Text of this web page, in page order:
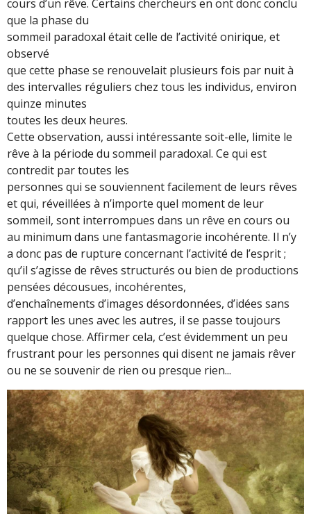
cours d’un rêve. Certains chercheurs en ont donc conclu
que la phase du
sommeil paradoxal était celle de l’activité onirique, et
observé
que cette phase se renouvelait plusieurs fois par nuit à
des intervalles réguliers chez tous les individus, environ
quinze minutes
toutes les deux heures.
Cette observation, aussi intéressante soit-elle, limite le
rêve à la période du sommeil paradoxal. Ce qui est
contredit par toutes les
personnes qui se souviennent facilement de leurs rêves
et qui, réveillées à n’importe quel moment de leur
sommeil, sont interrompues dans un rêve en cours ou
au minimum dans une fantasmagorie incohérente. Il n’y
a donc pas de rupture concernant l’activité de l’esprit ;
qu’il s’agisse de rêves structurés ou bien de productions
pensées décousues, incohérentes,
d’enchaînements d’images désordonnées, d’idées sans
rapport les unes avec les autres, il se passe toujours
quelque chose. Affirmer cela, c’est évidemment un peu
frustrant pour les personnes qui disent ne jamais rêver
ou ne se souvenir de rien ou presque rien...